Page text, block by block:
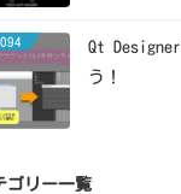
Qt
う！
ゴリー一覧